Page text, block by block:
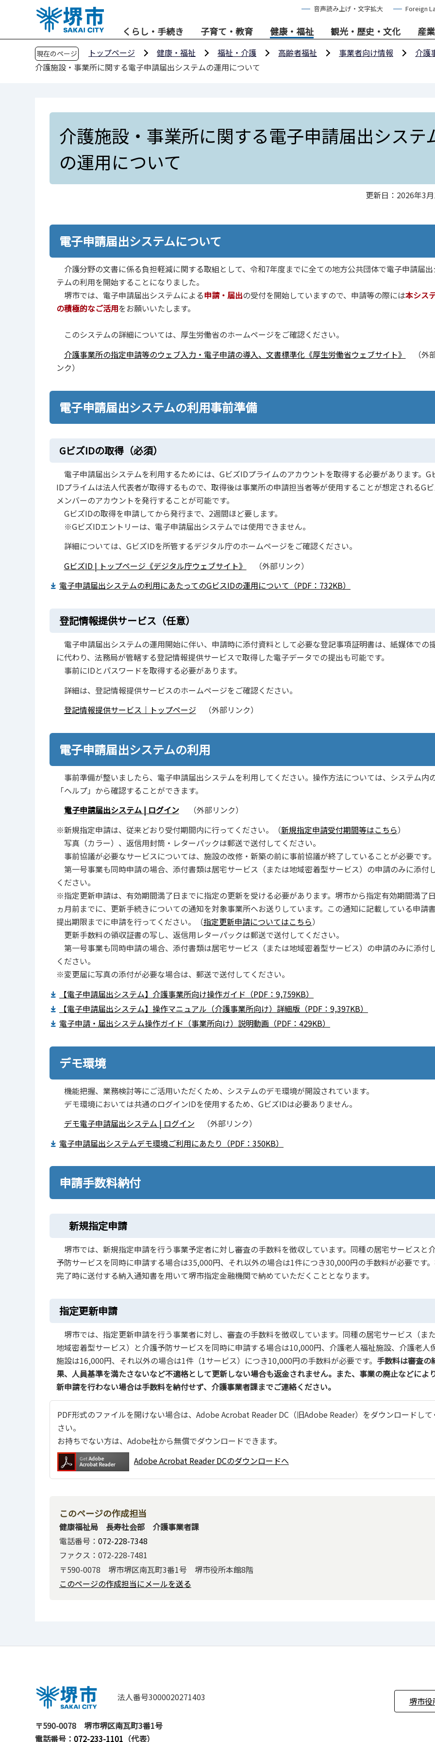
音声読み上げ・文字拡大 Foreign
くらし・手続き 子育て・教育 健康・福祉 観光・歴史・文化 産
現在のページ トップページ 健康・福祉 福祉・介護 高齢者福祉 事業者向け情報
介護
介護施設・事業所に関する電子申請届出システムの運用について
介護施設・事業所に関する電子申請届出システ
の運用について
更新日：2026年3
電子申請届出システムについて
介護分野の文書に係る負担軽減に関する取組として、令和7年度までに全ての地方公共団体で電子申請届出
テムの利用を開始することになりました。
堺市では、電子申請届出システムによる申請・届出の受付を開始していますので、申請等の際には本シス
の積極的なご活用をお願いいたします。
このシステムの詳細については、厚生労働省のホームページをご確認ください。
介護事業所の指定申請等のウェブ⼊⼒・電⼦申請の導⼊、文書標準化《厚生労働省ウェブサイト》
（外
ンク）
電子申請届出システムの利用事前準備
GビズIDの取得 （必須）
電子申請届出システムを利用するためには、GビズIDプライムのアカウントを取得する必要があります。G
IDプライムは法人代表者が取得するもので、取得後は事業所の申請担当者等が使用することが想定されるG
メンバーのアカウントを発行することが可能です。
GビズIDの取得を申請してから発行まで、2週間ほど要します。
※GビズIDエントリーは、電子申請届出システムでは使用できません。
詳細については、GビズIDを所管するデジタル庁のホームページをご確認ください。
GビズID | トップページ《デジタル庁ウェブサイト》
（外部リンク）
電子申請届出システムの利用にあたってのGビスIDの運用について（PDF：732KB）
登記情報提供サービス（任意）
電子申請届出システムの運用開始に伴い、申請時に添付資料として必要な登記事項証明書は、紙媒体での
に代わり、法務局が管轄する登記情報提供サービスで取得した電子データでの提出も可能です。
事前にIDとパスワードを取得する必要があります。
詳細は、登記情報提供サービスのホームページをご確認ください。
登記情報提供サービス｜トップページ （外部リンク）
電子申請届出システムの利用
事前準備が整いましたら、電子申請届出システムを利用してください。操作方法については、システム内
「ヘルプ」から確認することができます。
電子申請届出システム | ログイン
（外部リンク）
※新規指定申請は、従来どおり受付期間内に行ってください。（新規指定申請受付期間等はこちら）
写真（カラー）、返信用封筒・レターパックは郵送で送付してください。
事前協議が必要なサービスについては、施設の改修・新築の前に事前協議が終了していることが必要です。
第一号事業も同時申請の場合、添付書類は居宅サービス（または地域密着型サービス）の申請のみに添付
ください。
※指定更新申請は、有効期間満了日までに指定の更新を受ける必要があります。堺市から指定有効期間満了
ヵ月前までに、更新手続きについての通知を対象事業所へお送りしています。この通知に記載している申請
提出期限までに申請を行ってください。（指定更新申請についてはこちら）
更新手数料の領収証書の写し、返信用レターパックは郵送で送付してください。
第一号事業も同時申請の場合、添付書類は居宅サービス（または地域密着型サービス）の申請のみに添付
ください。
※変更届に写真の添付が必要な場合は、郵送で送付してください。
【電子申請届出システム】介護事業所向け操作ガイド（PDF：9,759KB）
【電子申請届出システム】操作マニュアル（介護事業所向け）詳細版（PDF：9,397KB）
電子申請・届出システム操作ガイド（事業所向け）説明動画（PDF：429KB）
デモ環境
機能把握、業務検討等にご活用いただくため、システムのデモ環境が開設されています。
デモ環境においては共通のログインIDを使用するため、GビズIDは必要ありません。
デモ電子申請届出システム | ログイン （外部リンク）
電子申請届出システムデモ環境ご利用にあたり（PDF：350KB）
申請手数料納付
新規指定申請
堺市では、新規指定申請を行う事業予定者に対し審査の手数料を徴収しています。同種の居宅サービスと
予防サービスを同時に申請する場合は35,000円、それ以外の場合は1件につき30,000円の手数料が必要です
完了時に送付する納入通知書を用いて堺市指定金融機関で納めていただくこととなります。
指定更新申請
堺市では、指定更新申請を行う事業者に対し、審査の手数料を徴収しています。同種の居宅サービス（ま
地域密着型サービス）と介護予防サービスを同時に申請する場合は10,000円、介護老人福祉施設、介護老人
施設は16,000円、それ以外の場合は1件（1サービス）につき10,000円の手数料が必要です。 手数料は審査の
果、人員基準を満たさないなど不適格として更新しない場合も返金されません。また、事業の廃止などによ
新申請を行わない場合は手数料を納付せず、介護事業者課までご連絡ください。
PDF形式のファイルを開けない場合は、Adobe Acrobat Reader DC（旧Adobe Reader）をダウンロードして
さい。
お持ちでない方は、Adobe社から無償でダウンロードできます。
Adobe Acrobat Reader DCのダウンロードへ
このページの作成担当
健康福祉局 長寿社会部 介護事業者課
電話番号： 072-228-7348
ファクス：072-228-7481
〒590-0078 堺市堺区南瓦町3番1号 堺市役所本館8階
このページの作成担当にメールを送る
法人番号3000020271403
〒590-0078
堺市堺区南瓦町3番1号
電話番号： 072-233-1101 （代表）
堺市役